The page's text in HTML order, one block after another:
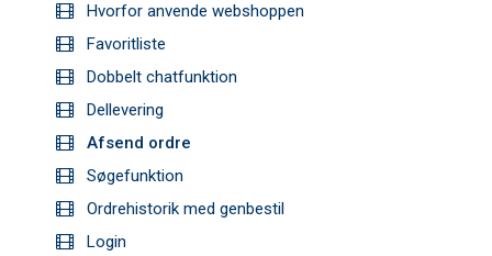
Hvorfor anvende webshoppen
Favoritliste
Dobbelt chatfunktion
Dellevering
Afsend ordre
Søgefunktion
Ordrehistorik med genbestil
Login